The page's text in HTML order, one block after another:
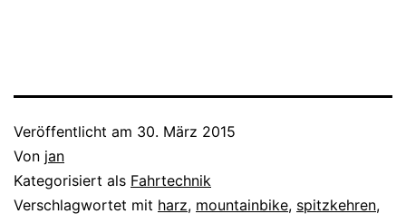
Veröffentlicht am 30. März 2015
Von jan
Kategorisiert als Fahrtechnik
Verschlagwortet mit harz, mountainbike, spitzkehren,